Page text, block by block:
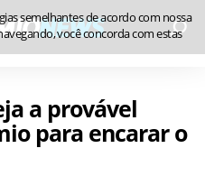
a provável
para encarar o
semelhantes de acordo com nossa
você concorda com estas